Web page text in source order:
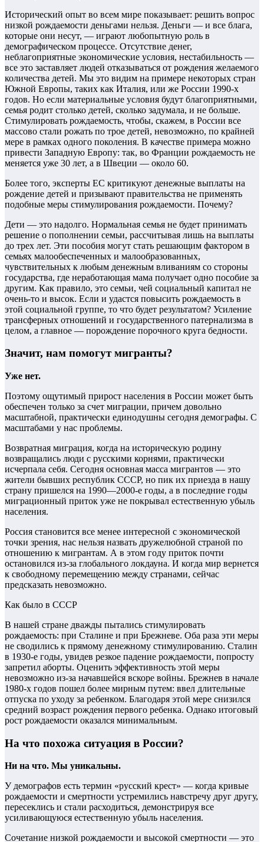
Исторический опыт во всем мире показывает: решить вопрос
низкой рождаемости деньгами нельзя. Деньги — и все блага,
которые они несут, — играют любопытную роль в
демографическом процессе. Отсутствие денег,
неблагоприятные экономические условия, нестабильность —
все это заставляет людей отказываться от рождения желаемого
количества детей. Мы это видим на примере некоторых стран
Южной Европы, таких как Италия, или же России 1990-х
годов. Но если материальные условия будут благоприятными,
семья родит столько детей, сколько задумала, и не больше.
Стимулировать рождаемость, чтобы, скажем, в России все
массово стали рожать по трое детей, невозможно, по крайней
мере в рамках одного поколения. В качестве примера можно
привести Западную Европу: так, во Франции рождаемость не
меняется уже 30 лет, а в Швеции — около 60.
Более того, эксперты ЕС критикуют денежные выплаты на
рождение детей и призывают правительства не применять
подобные меры стимулирования рождаемости. Почему?
Дети — это надолго. Нормальная семья не будет принимать
решение о пополнении семьи, рассчитывая лишь на выплаты
до трех лет. Эти пособия могут стать решающим фактором в
семьях малообеспеченных и малообразованных,
чувствительных к любым денежным вливаниям со стороны
государства, где неработающая мама получает одно пособие за
другим. Как правило, это семьи, чей социальный капитал не
очень-то и высок. Если и удастся повысить рождаемость в
этой социальной группе, то что будет результатом? Усиление
трансферных отношений и государственного патернализма в
целом, а главное — порождение порочного круга бедности.
Значит, нам помогут мигранты?
Уже нет.
Поэтому ощутимый прирост населения в России может быть
обеспечен только за счет миграции, причем довольно
масштабной, практически единодушны сегодня демографы. С
масштабами у нас проблемы.
Возвратная миграция, когда на историческую родину
возвращались люди с русскими корнями, практически
исчерпала себя. Сегодня основная масса мигрантов — это
жители бывших республик СССР, но пик их приезда в нашу
страну пришелся на 1990—2000-е годы, а в последние годы
миграционный приток уже не покрывал естественную убыль
населения.
Россия становится все менее интересной с экономической
точки зрения, нас нельзя назвать дружелюбной страной по
отношению к мигрантам. А в этом году приток почти
остановился из-за глобального локдауна. И когда мир вернется
к свободному перемещению между странами, сейчас
предсказать невозможно.
Как было в СССР
В нашей стране дважды пытались стимулировать
рождаемость: при Сталине и при Брежневе. Оба раза эти меры
не сводились к прямому денежному стимулированию. Сталин
в 1930-е годы, увидев резкое падение рождаемости, попросту
запретил аборты. Оценить эффективность этой меры
невозможно из-за начавшейся вскоре войны. Брежнев в начале
1980-х годов пошел более мирным путем: ввел длительные
отпуска по уходу за ребенком. Благодаря этой мере снизился
средний возраст рождения первого ребенка. Однако итоговый
рост рождаемости оказался минимальным.
На что похожа ситуация в России?
Ни на что. Мы уникальны.
У демографов есть термин «русский крест» — когда кривые
рождаемости и смертности устремились навстречу друг другу,
пересеклись и стали расходиться, демонстрируя все
усиливающуюся естественную убыль населения.
Сочетание низкой рождаемости и высокой смертности — это